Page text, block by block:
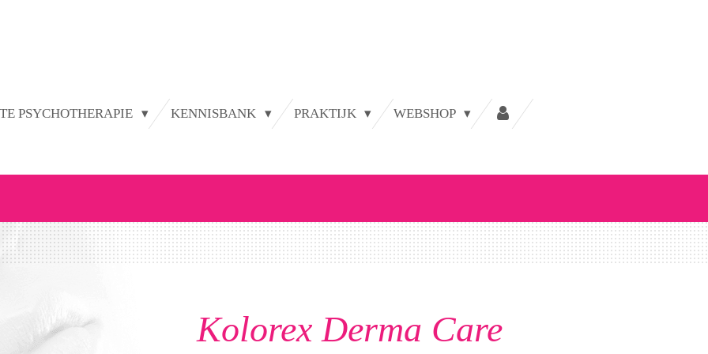
PSYCHOTHERAPIE KENNISBANK PRAKTIJK WEBSHOP
Kolorex Derma Care